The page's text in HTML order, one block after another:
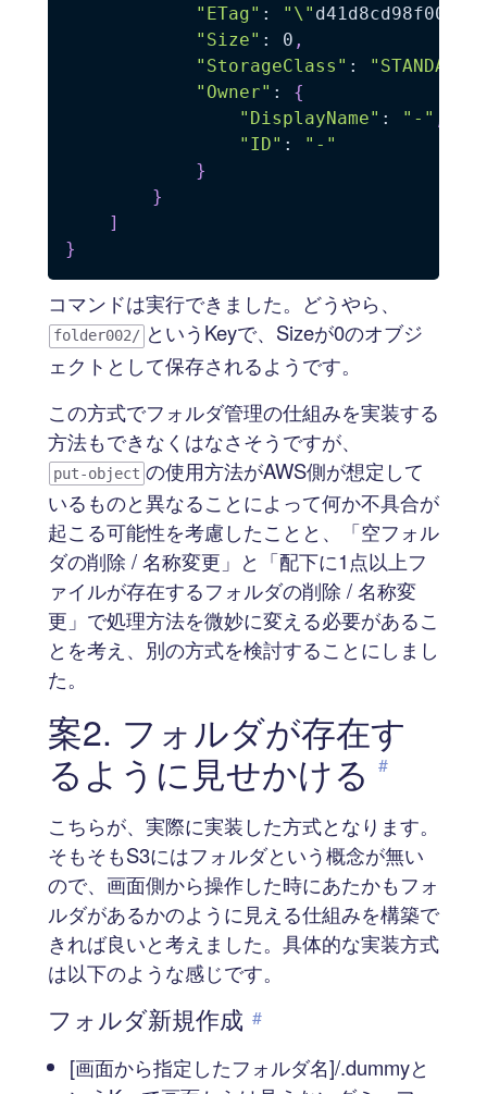
"ETag" : "\"
"Size" : 0 ,
"StorageClass" : "STANDARD"
"Owner" : {
"DisplayName" : "-"
"ID" :
"-"
}
}
]
}
コマンドは実行できました。どうやら、
folder002/ というKeyで、Sizeが0のオブジ
ェクトとして保存されるようです。
この方式でフォルダ管理の仕組みを実装する
方法もできなくはなさそうですが、
put-object の使用方法がAWS側が想定して
いるものと異なることによって何か不具合が
起こる可能性を考慮したことと、「空フォル
ダの削除 / 名称変更」と「配下に1点以上フ
ァイルが存在するフォルダの削除 / 名称変
更」で処理方法を微妙に変える必要があるこ
とを考え、別の方式を検討することにしまし
た。
案2. フォルダが存在す
るように見せかける #
こちらが、実際に実装した方式となります。
そもそもS3にはフォルダという概念が無い
ので、画面側から操作した時にあたかもフォ
ルダがあるかのように見える仕組みを構築で
きれば良いと考えました。具体的な実装方式
は以下のような感じです。
フォルダ新規作成 #
[画面から指定したフォルダ名]/.dummyと